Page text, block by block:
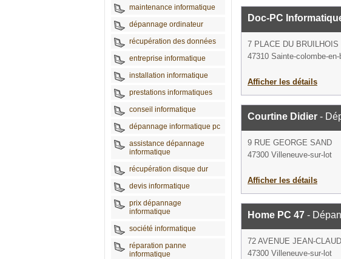
maintenance informatique
dépannage ordinateur
récupération des données
entreprise informatique
installation informatique
prestations informatiques
conseil informatique
dépannage informatique pc
assistance dépannage
informatique
récupération disque dur
devis informatique
prix dépannage
informatique
société informatique
réparation panne
informatique
Doc-PC
7 PLACE DU BRUILHOIS
47310 Sainte-colombe-en-
Afficher les détails
Courtine Didier -
9 RUE GEORGE SAND
47300 Villeneuve-sur-lot
Afficher les détails
Home PC 47 -
72 AVENUE JEAN-
47300 Villeneuve-sur-lot